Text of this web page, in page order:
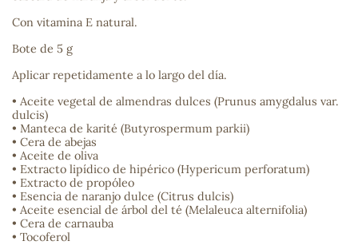
Con vitamina E natural.
Bote de 5 g
Aplicar repetidamente a lo largo del día.
• Aceite vegetal de almendras dulces (Prunus amygdalus var.
dulcis)
• Manteca de karité (Butyrospermum parkii)
• Cera de abejas
• Aceite de oliva
• Extracto lipídico de hipérico (Hypericum perforatum)
• Extracto de propóleo
• Esencia de naranjo dulce (Citrus dulcis)
• Aceite esencial de árbol del té (Melaleuca alternifolia)
• Cera de carnauba
• Tocoferol